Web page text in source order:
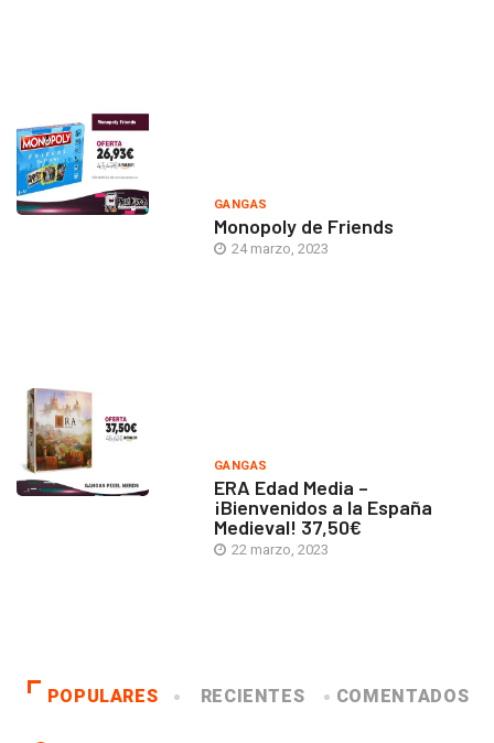
GANGAS
Monopoly de Friends
24 marzo, 2023
GANGAS
ERA Edad Media –
¡Bienvenidos a la España
Medieval! 37,50€
22 marzo, 2023
POPULARES RECIENTES COMENTADOS